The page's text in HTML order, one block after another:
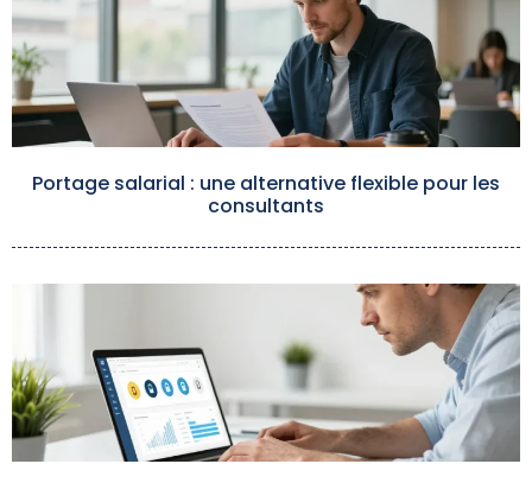
Portage salarial : une alternative flexible pour les
consultants